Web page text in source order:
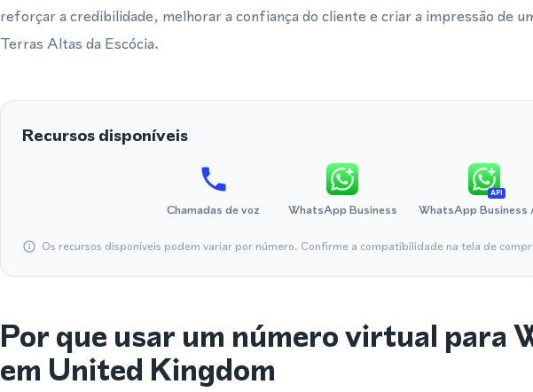
reforçar a credibilidade, melhorar a confiança do cliente e criar a impressão de
Terras Altas da Escócia.
Recursos disponíveis
Chamadas de voz WhatsApp Business
API
WhatsApp Business
Os recursos disponíveis podem variar por número. Confirme a compatibilidade na tela de
Por que usar um número virtual para
em United Kingdom